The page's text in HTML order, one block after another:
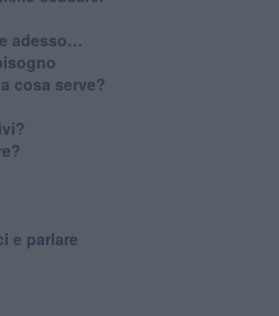
adesso…
cosa serve?
e parlare